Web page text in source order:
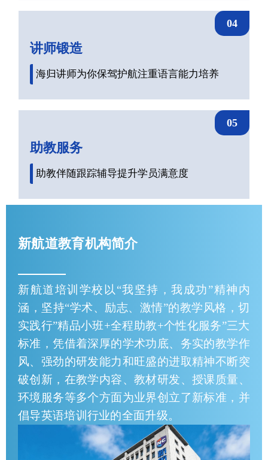
04
讲师锻造
海归讲师为你保驾护航注重语言能力培养
05
助教服务
助教伴随跟踪辅导提升学员满意度
新航道教育机构简介
新航道培训学校以“我坚持，我成功”精神内
涵，坚持“学术、励志、激情”的教学风格，切
实践行”精品小班+全程助教+个性化服务”三大
标准，凭借着深厚的学术功底、务实的教学作
风、强劲的研发能力和旺盛的进取精神不断突
破创新，在教学内容、教材研发、授课质量、
环境服务等多个方面为业界创立了新标准，并
倡导英语培训行业的全面升级。